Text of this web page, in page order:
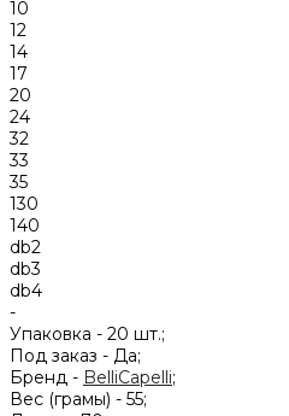
10
12
14
17
20
24
32
33
35
130
140
db2
db3
db4
-
Упаковка - 20 шт.;
Под заказ - Да;
Бренд - BelliCapelli;
Вес (грамы) - 55;